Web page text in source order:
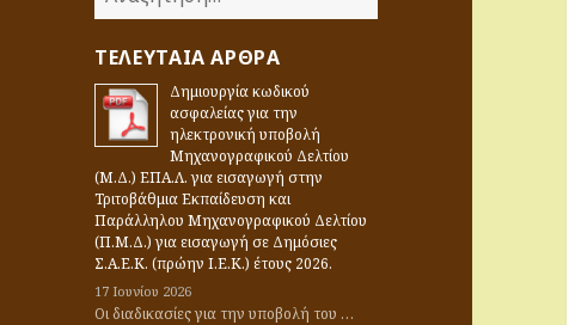
ν
ζ
ή
σ
η
γ
ι
α
ΤΕΛΕΥΤΑΊΑ ΆΡΘΡΑ
Δημιουργία κωδικού
ασφαλείας για την
ηλεκτρονική υποβολή
Μηχανογραφικού Δελτίου
(Μ.Δ.) ΕΠΑ.Λ. για εισαγωγή στην
Τριτοβάθμια Εκπαίδευση και
Παράλληλου Μηχανογραφικού Δελτίου
(Π.Μ.Δ.) για εισαγωγή σε Δημόσιες
Σ.Α.Ε.Κ. (πρώην Ι.Ε.Κ.) έτους 2026.
17 Ιουνίου 2026
Οι διαδικασίες για την υποβολή του …